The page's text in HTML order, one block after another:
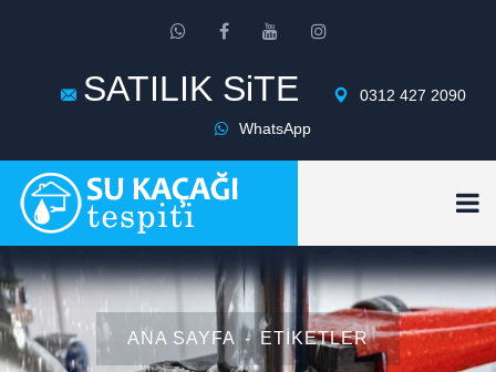
SATILIK SiTE
0312 427 2090
WhatsApp
ANA SAYFA ETIKETLER